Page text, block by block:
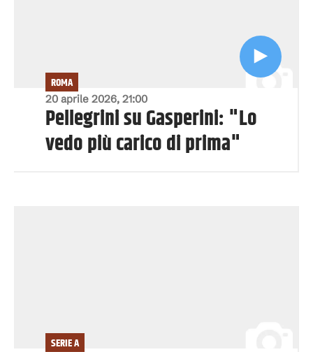
20 aprile 2026, 21:00
ROMA
Pellegrini su Gasperini: "Lo
vedo più carico di prima"
SERIE A